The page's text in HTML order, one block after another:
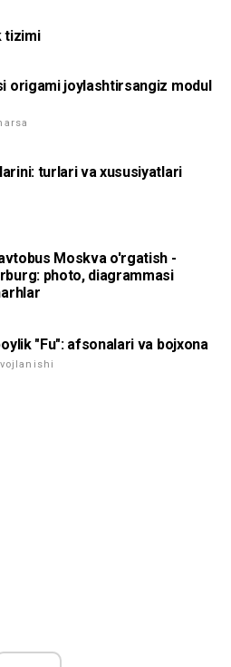
tizimi
origami joylashtirsangiz modul
turlari va xususiyatlari
Moskva o'rgatish -
photo, diagrammasi
"Fu": afsonalari va bojxona